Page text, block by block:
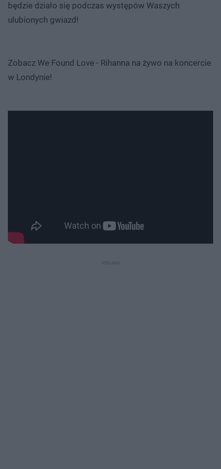
będzie działo się podczas występów Waszych
ulubionych gwiazd!
Zobacz We Found Love - Rihanna na żywo na koncercie
w Londynie!